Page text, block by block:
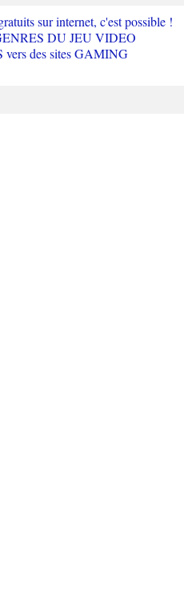
sur internet, c'est possible !
DU JEU VIDEO
des sites GAMING